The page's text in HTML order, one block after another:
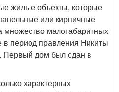
жилые объекты, которые
или кирпичные
множество малогабаритных
в период правления Никиты
Первый дом был сдан в
характерных